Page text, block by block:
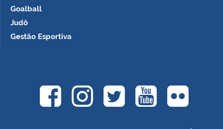
Goalball
Judô
Gestão Esportiva